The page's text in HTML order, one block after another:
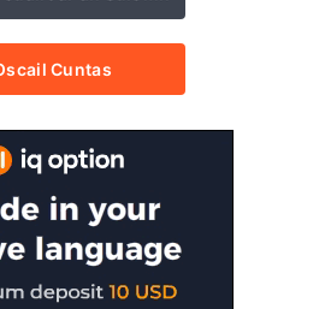
Cuntas